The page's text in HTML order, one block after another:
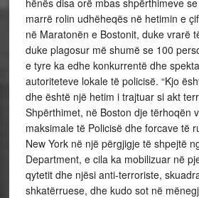
hënës disa orë mbas shpërthimeve
marrë rolin udhëheqës në hetimin e
në Maratonën e Bostonit, duke vrarë
duke plagosur më shumë se 100
e tyre ka edhe konkurrentë dhe
autoriteteve lokale të policisë. “Kjo
dhe është një hetim i trajtuar si akt
Shpërthimet, në Boston dje tërhoqën
maksimale të Policisë dhe forcave të
New York në një përgjigje të shpejtë
Department, e cila ka mobilizuar në
qytetit dhe njësi anti-terroriste,
shkatërruese, dhe kudo sot në